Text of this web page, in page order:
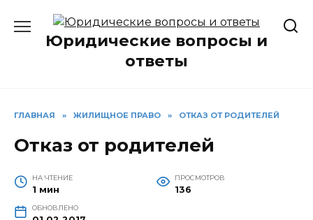
содержаниюЮридические вопросы и
ответы
ГЛАВНАЯ » ЖИЛИЩНОЕ ПРАВО » ОТКАЗ ОТ РОДИТЕЛЕЙ
Отказ от родителей
НА ЧТЕНИЕ
1 мин
ПРОСМОТРОВ
136
ОБНОВЛЕНО